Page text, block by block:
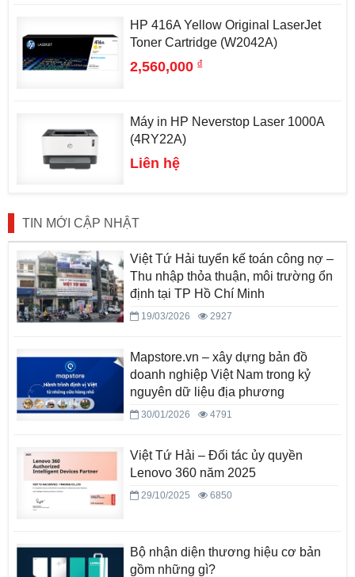
HP 416A Yellow Original LaserJet
Toner Cartridge (W2042A)
2,560,000đ
Máy in HP Neverstop Laser 1000A
(4RY22A)
Liên hệ
TIN MỚI CẬP NHẬT
Việt Tứ Hải tuyển kế toán công nợ –
Thu nhập thỏa thuận, môi trường ổn
định tại TP Hồ Chí Minh
19/03/2026 2927
Mapstore.vn – xây dựng bản đồ
doanh nghiệp Việt Nam trong kỷ
nguyên dữ liệu địa phương
30/01/2026 4791
Việt Tứ Hải – Đối tác ủy quyền
Lenovo 360 năm 2025
29/10/2025 6850
Bộ nhận diện thương hiệu cơ bản
gồm những gì?